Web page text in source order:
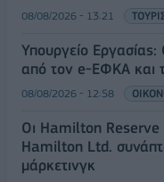
08/08/2026 - 13:21
Υπουργείο
από τον e-ΕΦΚΑ και
08/08/2026 - 12:58
Οι Hamilton Reserve
Hamilton Ltd.
μάρκετινγκ